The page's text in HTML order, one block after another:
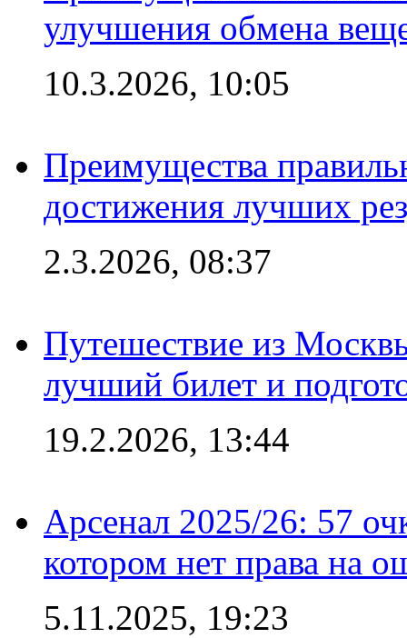
улучшения обмена
10.3.2026, 10:05
Преимущества
достижения лучших
2.3.2026, 08:37
Путешествие из
лучший билет и
19.2.2026, 13:44
Арсенал 2025/26: 57
котором нет права на
5.11.2025, 19:23